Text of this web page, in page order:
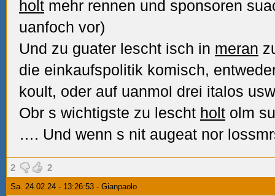
holt mehr rennen und sponsoren
uanfoch vor)
Und zu guater lescht isch in meran
die einkaufspolitik komisch,
koult, oder auf uanmol drei italos
Obr s wichtigste zu lescht holt olm
…. Und wenn s nit augeat nor
2 2
Sa. 24.02.24 - 13:26:53 - Gianpaolo